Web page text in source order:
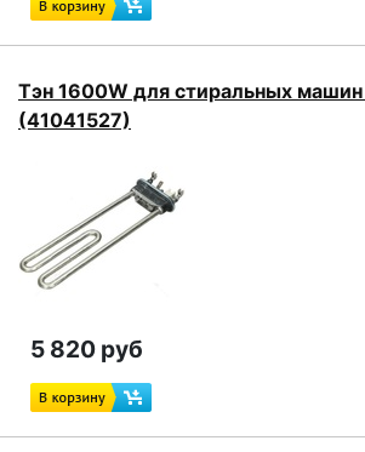
Тэн 1600W для стиральных машин
(41041527)
5 820 руб